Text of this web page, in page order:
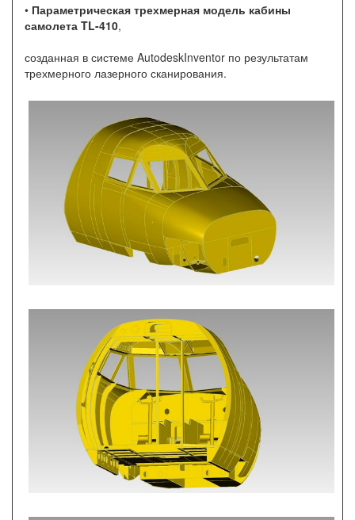
• Параметрическая трехмерная модель кабины
самолета TL-410,
созданная в системе AutodeskInventor по результатам
трехмерного лазерного сканирования.